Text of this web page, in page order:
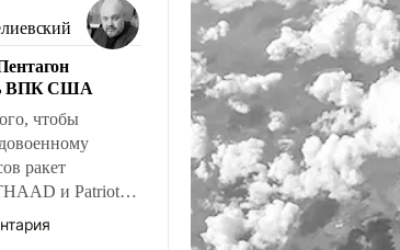
ВПК США
чтобы
ракет
и Patriot
более трех
война с